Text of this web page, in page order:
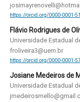
https://orcid.org/0000-0001-
Flávio Rodrigues de
Universidade Estadual
froliveira3@uem.br
https://orcid.org/0000-0001-
Josiane Medeiros de
Universidade Estadual